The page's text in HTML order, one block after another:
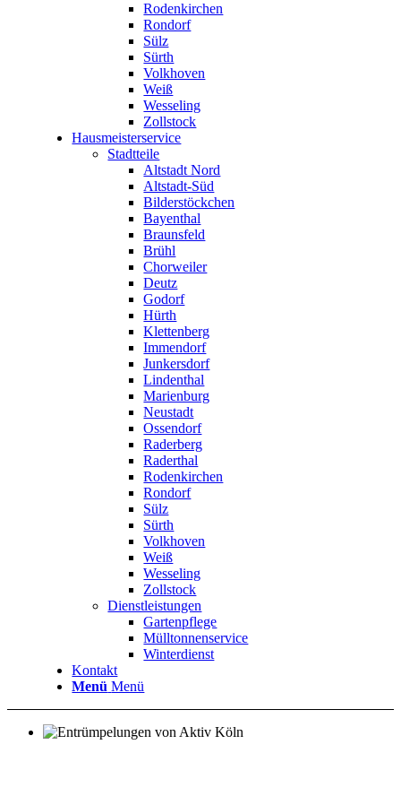
Rodenkirchen
Rondorf
Sülz
Sürth
Volkhoven
Weiß
Wesseling
Zollstock
Hausmeisterservice
Stadtteile
Altstadt Nord
Altstadt-Süd
Bilderstöckchen
Bayenthal
Braunsfeld
Brühl
Chorweiler
Deutz
Godorf
Hürth
Klettenberg
Immendorf
Junkersdorf
Lindenthal
Marienburg
Neustadt
Ossendorf
Raderberg
Raderthal
Rodenkirchen
Rondorf
Sülz
Sürth
Volkhoven
Weiß
Wesseling
Zollstock
Dienstleistungen
Gartenpflege
Mülltonnenservice
Winterdienst
Kontakt
Menü Menü